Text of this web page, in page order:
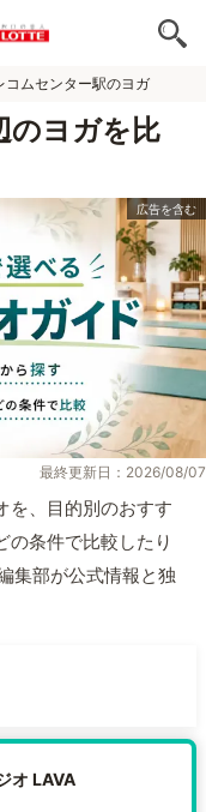
コムセンター駅のヨガ
のヨガを比
最終更新日：2026/08/07
を、目的別のおすす
の条件で比較したり
集部が公式情報と独
オ LAVA